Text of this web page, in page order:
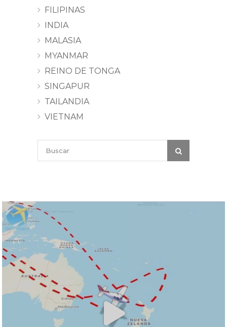
FILIPINAS
INDIA
MALASIA
MYANMAR
REINO DE TONGA
SINGAPUR
TAILANDIA
VIETNAM